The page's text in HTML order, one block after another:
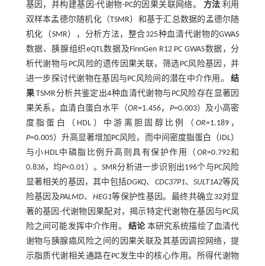
基因，并构建基因-代谢物-PC的因果关联网络。 方法 利用
双样本孟德尔随机化（TSMR）和基于汇总数据的孟德尔随
机化（SMR），分析方法，整合325种血清代谢物的GWAS
数据、胰腺组织eQTL数据及FinnGen R12 PC GWAS数据，分
析代谢物与PC风险的遗传因果关联，筛选PC风险基因，并
进一步探讨代谢物在基因与PC风险间的潜在中介作用。结
果 TSMR分析共鉴定出4种血清代谢物与PC风险存在显著因
果关系。血清白蛋白水平（OR=1.456， P=0.003）及小高密
度脂蛋白（HDL）中游离胆固醇比例（OR=1.189，
P=0.005）升高显著增加PC风险，而中间密度脂蛋白（IDL）
与小HDL中磷脂比例升高则具有保护作用（ OR=0.792和
0.836，均P<0.01）。SMR分析进一步识别出196个与PC风险
显著相关的基因，其中包括DGKQ、 CDC37P1、 SULT1A2等风
险基因及PALMD、 HEG1等保护性基因。最终共确立32对显
著的基因-代谢物因果配对，揭示特定代谢物在基因与PC风
险之间可能发挥中介作用。 结论本研究系统描绘了血清代
谢物与胰腺癌风险之间的因果关联及其基因调控网络，提
示脂质代谢相关通路在PC发生中的核心作用。所得代谢物